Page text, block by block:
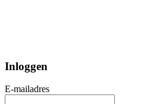
Inloggen
E-mailadres